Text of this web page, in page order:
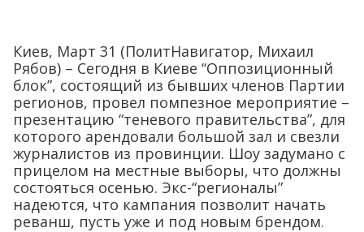
Киев, Март 31 (ПолитНавигатор, Михаил
Рябов) – Сегодня в Киеве “Оппозиционный
блок”, состоящий из бывших членов Партии
регионов, провел помпезное мероприятие –
презентацию “теневого правительства”, для
которого арендовали большой зал и свезли
журналистов из провинции. Шоу задумано с
прицелом на местные выборы, что должны
состояться осенью. Экс-“регионалы”
надеются, что кампания позволит начать
реванш, пусть уже и под новым брендом.